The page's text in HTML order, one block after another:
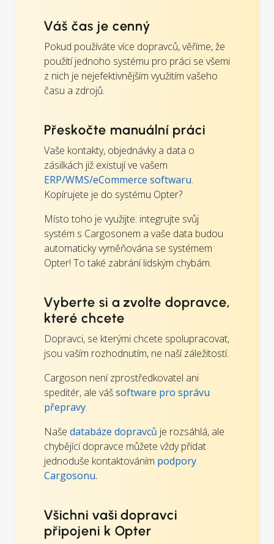
Váš čas je cenný
Pokud používáte více dopravců, věříme, že
použití jednoho systému pro práci se všemi
z nich je nejefektivnějším využitím vašeho
času a zdrojů.
Přeskočte manuální práci
Vaše kontakty, objednávky a data o
zásilkách již existují ve vašem
ERP/WMS/eCommerce softwaru.
Kopírujete je do systému Opter?
Místo toho je využijte: integrujte svůj
systém s Cargosonem a vaše data budou
automaticky vyměňována se systémem
Opter! To také zabrání lidským chybám.
Vyberte si a zvolte dopravce,
které chcete
Dopravci, se kterými chcete spolupracovat,
jsou vaším rozhodnutím, ne naší záležitostí.
Cargoson není zprostředkovatel ani
speditér, ale vášsoftware pro správu
přepravy.
Naše databáze dopravců je rozsáhlá, ale
chybějící dopravce můžete vždy přidat
jednoduše kontaktováním podpory
Cargosonu.
Všichni vaši dopravci
připojeni k Opter